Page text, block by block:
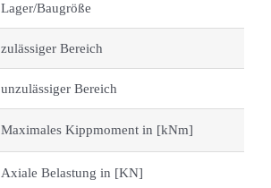
Lager/Baugröße
zulässiger Bereich
unzulässiger Bereich
Maximales Kippmoment in [kNm]
Axiale Belastung in [KN]